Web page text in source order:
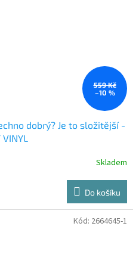
559 Kč
–10 %
dobrý? Je to složitější -
Skladem
Do košíku
Kód: 2664645-1